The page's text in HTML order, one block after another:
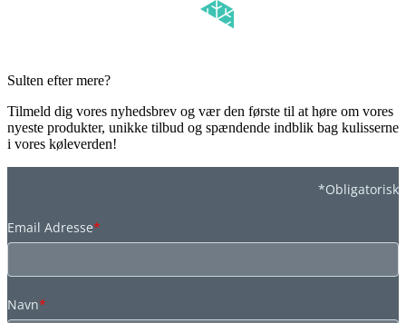
Sulten efter mere?
Tilmeld dig vores nyhedsbrev og vær den første til at høre om vores
nyeste produkter, unikke tilbud og spændende indblik bag kulisserne
i vores køleverden!
*Obligatorisk
Email Adresse*
Navn*